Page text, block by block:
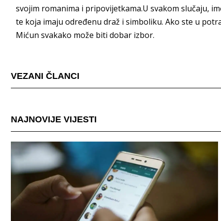
svojim romanima i pripovijetkama.U svakom slučaju,
te koja imaju određenu draž i simboliku. Ako ste u
Mićun svakako može biti dobar izbor.
VEZANI ČLANCI
NAJNOVIJE VIJESTI